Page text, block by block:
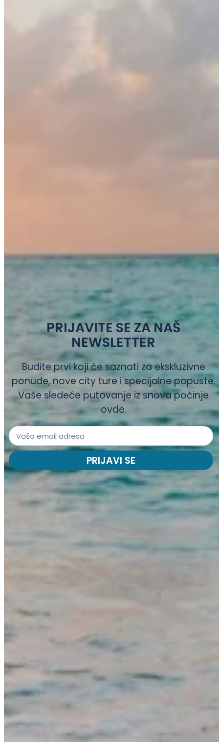
PRIJAVITE SE ZA NAŠ
NEWSLETTER
Budite prvi koji će saznati za ekskluzivne
ponude, nove city ture i specijalne popuste.
Vaše sledeće putovanje iz snova počinje
ovde.
PRIJAVI SE